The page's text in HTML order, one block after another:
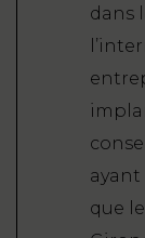
dans
que